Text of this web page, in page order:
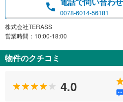
0078-6014-56181
株式会社TERASS
営業時間：10:00-18:00
物件のクチコミ
4.0